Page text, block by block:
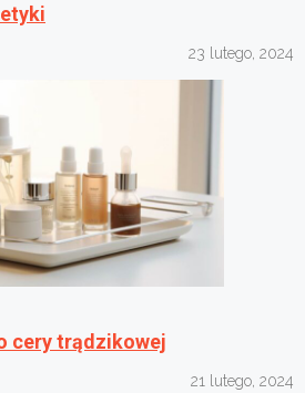
23 lutego, 2024
cery trądzikowej
21 lutego, 2024